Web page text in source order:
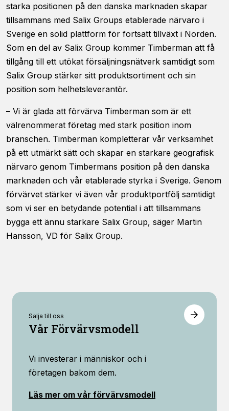
starka positionen på den danska marknaden skapar
tillsammans med Salix Groups etablerade närvaro i
Sverige en solid plattform för fortsatt tillväxt i Norden.
Som en del av Salix Group kommer Timberman att få
tillgång till ett utökat försäljningsnätverk samtidigt som
Salix Group stärker sitt produktsortiment och sin
position som helhetsleverantör.
– Vi är glada att förvärva Timberman som är ett
välrenommerat företag med stark position inom
branschen. Timberman kompletterar vår verksamhet
på ett utmärkt sätt och skapar en starkare geografisk
närvaro genom Timbermans position på den danska
marknaden och vår etablerade styrka i Sverige. Genom
förvärvet stärker vi även vår produktportfölj samtidigt
som vi ser en betydande potential i att tillsammans
bygga ett ännu starkare Salix Group, säger Martin
Hansson, VD för Salix Group.
Sälja till oss
Vår Förvärvsmodell
Vi investerar i människor och i
företagen bakom dem.
Läs mer om vår förvärvsmodell
behövs för
att hemsidan
över huvud
taget ska
fungera.
Statistik
förbättra
hemsidans
funktionalitet
och
uppbyggnad,
baserat på
hemsidan
används.
Upplevelse
under ditt
kommer
att försvinna